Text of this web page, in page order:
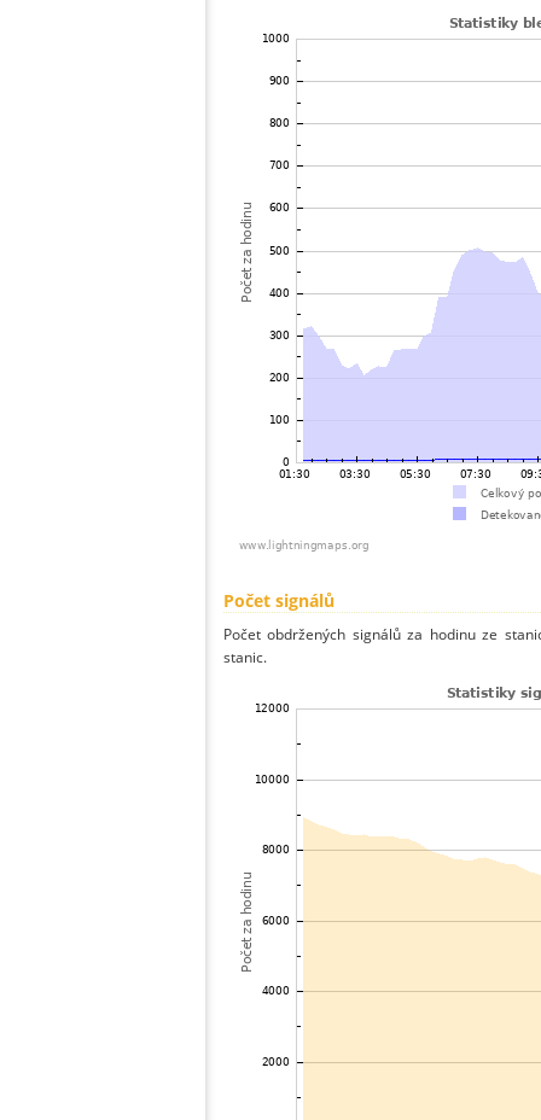
Počet signálů
Počet obdržených signálů za hodinu ze
stanic.